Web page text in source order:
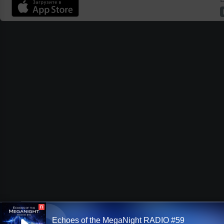
П
Echoes of the MegaNight RADIO #59